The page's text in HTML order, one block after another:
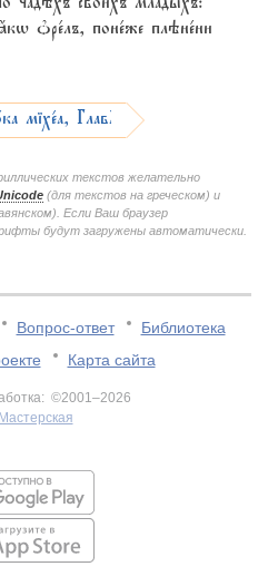
nре1лъ, поне1же плэне1ни
міхе1а, ГлавA
текстов желательно
(для текстов на греческом) и
Если Ваш браузер
будут загружены автоматически.
Вопрос-ответ
Библиотека
Карта сайта
©2001–2026